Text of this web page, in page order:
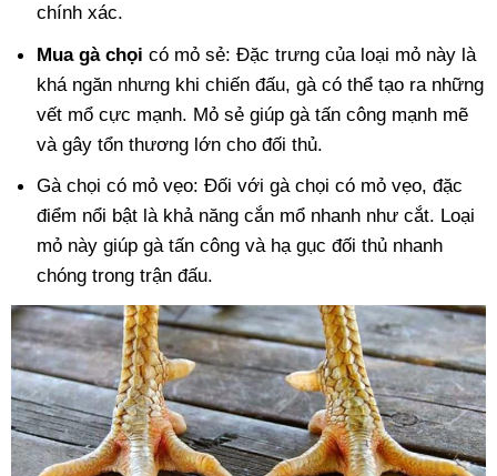
chính xác.
Mua gà chọi có mỏ sẻ: Đặc trưng của loại mỏ này là
khá ngăn nhưng khi chiến đấu, gà có thể tạo ra những
vết mổ cực mạnh. Mỏ sẻ giúp gà tấn công mạnh mẽ
và gây tổn thương lớn cho đối thủ.
Gà chọi có mỏ vẹo: Đối với gà chọi có mỏ vẹo, đặc
điểm nổi bật là khả năng cắn mổ nhanh như cắt. Loại
mỏ này giúp gà tấn công và hạ gục đối thủ nhanh
chóng trong trận đấu.